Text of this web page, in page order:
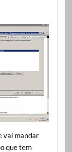
vai mandar
que tem